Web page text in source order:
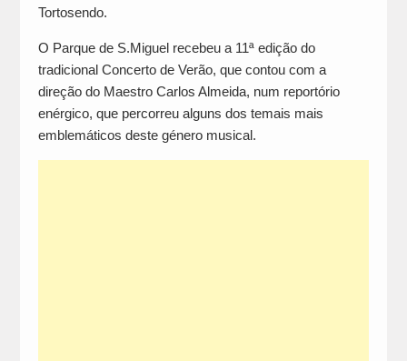
Tortosendo.
O Parque de S.Miguel recebeu a 11ª edição do
tradicional Concerto de Verão, que contou com a
direção do Maestro Carlos Almeida, num reportório
enérgico, que percorreu alguns dos temais mais
emblemáticos deste género musical.